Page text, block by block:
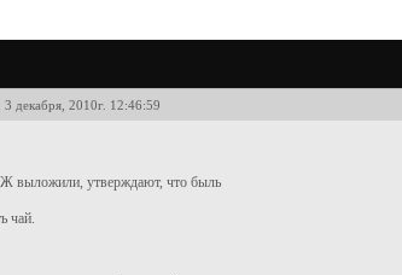
декабря, 2010г. 12:46:59
выложили, утверждают, что быль
чай.